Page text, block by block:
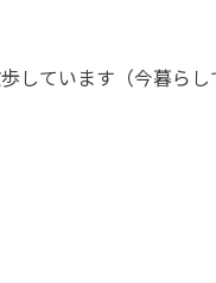
しています（今暮ら